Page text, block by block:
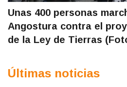
Unas 400 personas
Angostura contra el
de la Ley de Tierras
Últimas noticias